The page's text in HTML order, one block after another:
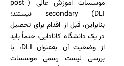
موسسات آموزش عالی (post-
secondary (DLI نیستند؛
بنابراین، قبل از اقدام برای تحصیل
در یک دانشگاه کانادایی، حتماً باید
از وضعیت آن به‌عنوان DLI، با
بررسی لیست رسمی موسسات